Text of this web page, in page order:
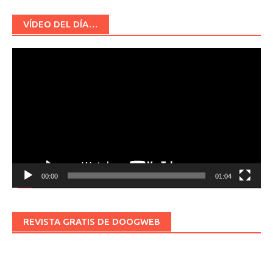
VÍDEO DEL DÍA…
00:00 01:04
REVISTA GRATIS DE DOOGWEB